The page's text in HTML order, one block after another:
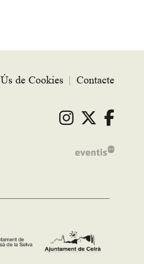
Ús de Cookies Contacte
Link aLink